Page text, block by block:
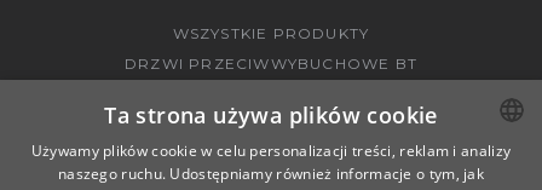
WSZYSTKIE PRODUKTY
DRZWI PRZECIWWYBUCHOWE BT
POLISH
Ta strona używa plików cookie
Używamy plików cookie w celu personalizacji treści, reklam i analizy
naszego ruchu. Udostępniamy również informacje o tym, jak